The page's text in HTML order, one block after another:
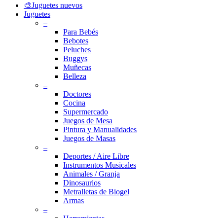
Close
Menu
🎨Juguetes nuevos
Juguetes
–
Para Bebés
Bebotes
Peluches
Buggys
Muñecas
Belleza
–
Doctores
Cocina
Supermercado
Juegos de Mesa
Pintura y Manualidades
Juegos de Masas
–
Deportes / Aire Libre
Instrumentos Musicales
Animales / Granja
Dinosaurios
Metralletas de Biogel
Armas
–